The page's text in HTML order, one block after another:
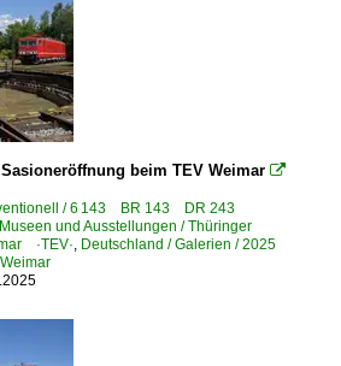
(Sachs) Hbf ·DZW·
und Kunstbauten
Kreuzungsbauwerke
und Schiebebühnen
Sasioneröffnung beim TEV Weimar 
/ 6 143 BR 143 DR 243
und Ausstellungen / Thüringer
·TEV·, Deutschland / Galerien / 2025